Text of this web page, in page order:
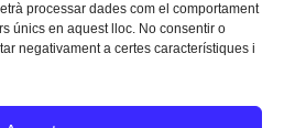
processar dades com el comportament
únics en aquest lloc. No consentir o
negativament a certes característiques i
Instagram
Facebook
Twitter